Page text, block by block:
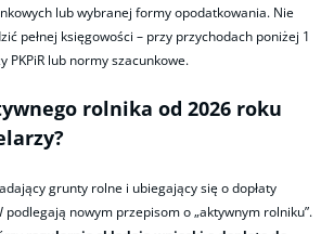
lub wybranej formy opodatkowania. Nie
pełnej księgowości – przy przychodach poniżej 1
PKPiR lub normy szacunkowe.
rolnika od 2026 roku
grunty rolne i ubiegający się o dopłaty
podlegają nowym przepisom o „aktywnym rolniku”.